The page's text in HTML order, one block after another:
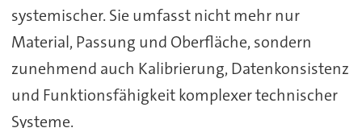
systemischer. Sie umfasst nicht mehr nur
Material, Passung und Oberfläche, sondern
zunehmend auch Kalibrierung, Datenkonsistenz
und Funktionsfähigkeit komplexer technischer
Systeme.